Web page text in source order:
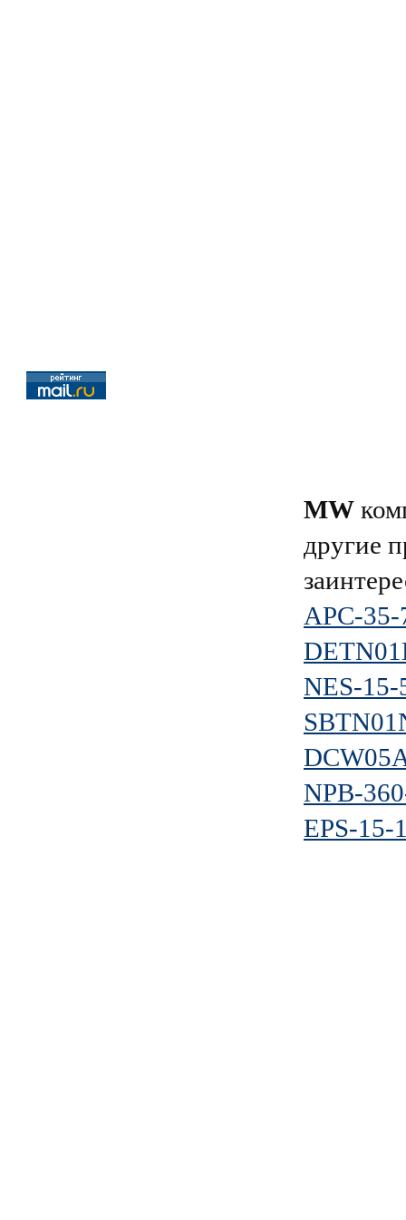
MW
другие
APC-35-
NES-15-
NPB-
EPS-15-